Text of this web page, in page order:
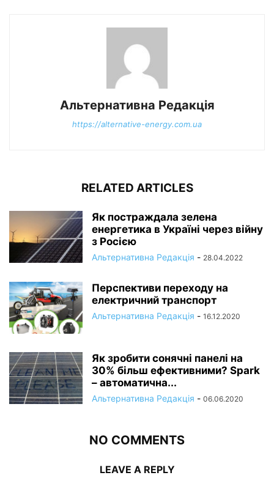
Альтернативна Редакція
https://alternative-energy.com.ua
RELATED ARTICLES
Як постраждала зелена
енергетика в Україні через війну
з Росією
Альтернативна Редакція - 28.04.2022
Перспективи переходу на
електричний транспорт
Альтернативна Редакція - 16.12.2020
Як зробити сонячні панелі на
30% більш ефективними? Spark
– автоматична...
Альтернативна Редакція - 06.06.2020
NO COMMENTS
LEAVE A REPLY